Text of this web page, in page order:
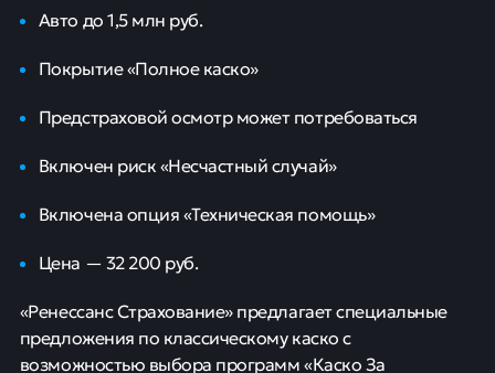
Авто до 1,5 млн руб.
Покрытие «Полное каско»
Предстраховой осмотр может потребоваться
Включен риск «Несчастный случай»
Включена опция «Техническая помощь»
Цена — 32 200 руб.
«Ренессанс Страхование» предлагает специальные
предложения по классическому каско с
возможностью выбора программ «Каско За